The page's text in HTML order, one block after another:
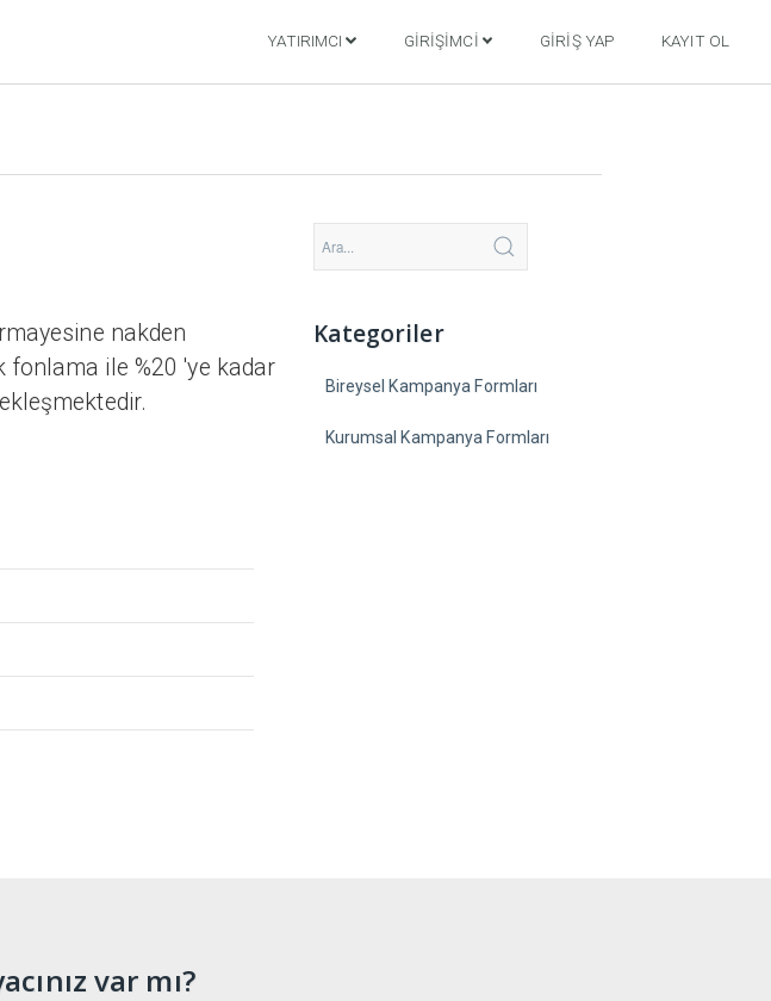
YATIRIMCI GIRIŞIMCI GIRIŞ YAP KAYIT OL
nakden
fonlama ile %20 'ye kadar
Kategoriler
Bireysel Kampanya Formları
Kurumsal Kampanya Formları
var mı?